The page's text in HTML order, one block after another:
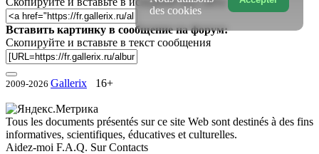
Вставить картинку в сообщение на форум:
Скопируйте и вставьте в текст сообщения
2009-2026 Gallerix 16+
Tous les documents présentés sur ce site Web sont destinés à des fins
informatives, scientifiques, éducatives et culturelles.
Aidez-moi F.A.Q. SurContacts
des cookies